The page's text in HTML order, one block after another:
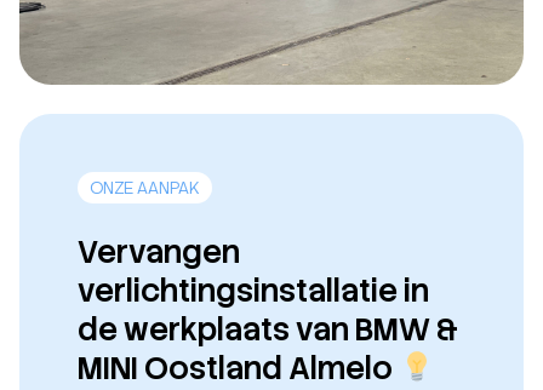
ONZE AANPAK
Vervangen
verlichtingsinstallatie in
de werkplaats van BMW &
MINI Oostland Almelo